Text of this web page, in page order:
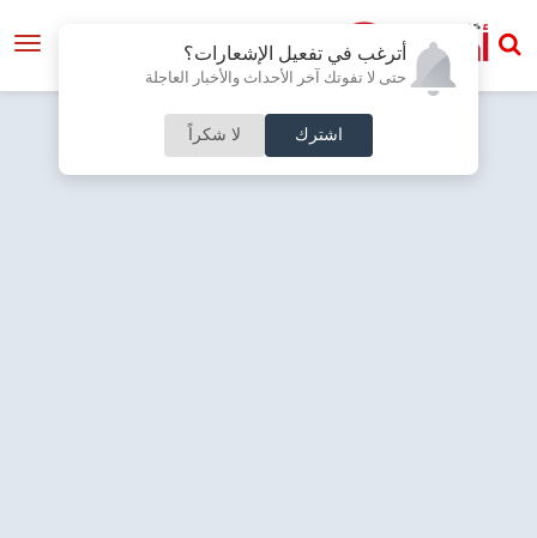
أترغب في تفعيل الإشعارات؟
حتى لا تفوتك آخر الأحداث والأخبار العاجلة
اشترك لا شكراً